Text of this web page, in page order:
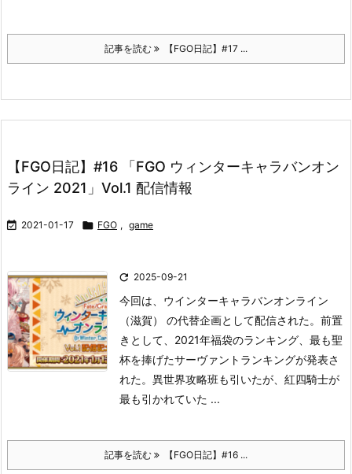
記事を読む 【FGO日記】#17 ...
【FGO日記】#16 「FGO ウィンターキャラバンオン
ライン 2021」Vol.1 配信情報
 2021-01-17  FGO , game
 2025-09-21
今回は、ウインターキャラバンオンライン
（滋賀） の代替企画として配信された。 前置
きとして、2021年福袋のランキング、最も聖
杯を捧げたサーヴァントランキングが発表さ
れた。異世界攻略班も引いたが、紅四騎士が
最も引かれていた ...
記事を読む 【FGO日記】#16 ...